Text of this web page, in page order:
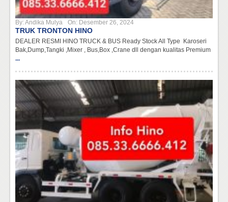
By:Andika Mulya On: Desember 26, 2024
TRUK TRONTON HINO
DEALER RESMI HINO TRUCK & BUS Ready Stock All Type Karoseri
Bak,Dump,Tangki ,Mixer , Bus,Box ,Crane dll dengan kualitas Premium
...